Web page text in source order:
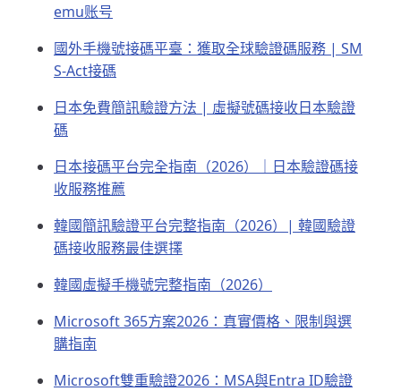
emu账号
國外手機號接碼平臺：獲取全球驗證碼服務 | SM
S-Act接碼
日本免費簡訊驗證方法 | 虛擬號碼接收日本驗證
碼
日本接碼平台完全指南（2026）｜日本驗證碼接
收服務推薦
韓國簡訊驗證平台完整指南（2026）| 韓國驗證
碼接收服務最佳選擇
韓國虛擬手機號完整指南（2026）
Microsoft 365方案2026：真實價格、限制與選
購指南
Microsoft雙重驗證2026：MSA與Entra ID驗證